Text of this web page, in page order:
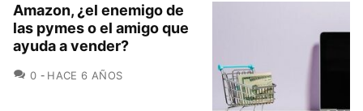
Amazon, ¿el enemigo de
las pymes o el amigo que
ayuda a vender?
0 COMENTARIOS
HACE 6 AÑOS